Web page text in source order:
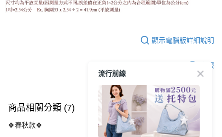
顯示電腦版詳細說明
客服
商品相關分類 (7) 查看全部
🍀春秋款🍀
流行前線